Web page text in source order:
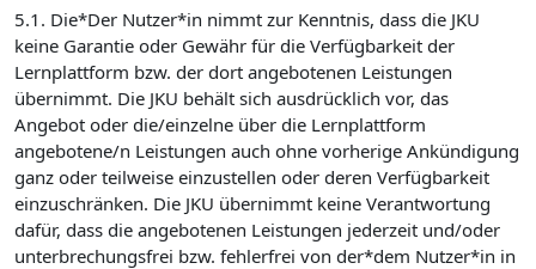
5.1. Die*Der Nutzer*in nimmt zur Kenntnis, dass die JKU
keine Garantie oder Gewähr für die Verfügbarkeit der
Lernplattform bzw. der dort angebotenen Leistungen
übernimmt. Die JKU behält sich ausdrücklich vor, das
Angebot oder die/einzelne über die Lernplattform
angebotene/n Leistungen auch ohne vorherige Ankündigung
ganz oder teilweise einzustellen oder deren Verfügbarkeit
einzuschränken. Die JKU übernimmt keine Verantwortung
dafür, dass die angebotenen Leistungen jederzeit und/oder
unterbrechungsfrei bzw. fehlerfrei von der*dem Nutzer*in in